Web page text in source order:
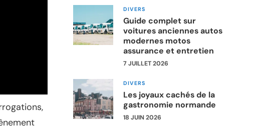
DIVERS
Guide complet sur
voitures anciennes autos
modernes motos
assurance et entretien
7 JUILLET 2026
DIVERS
Les joyaux cachés de la
gastronomie normande
18 JUIN 2026